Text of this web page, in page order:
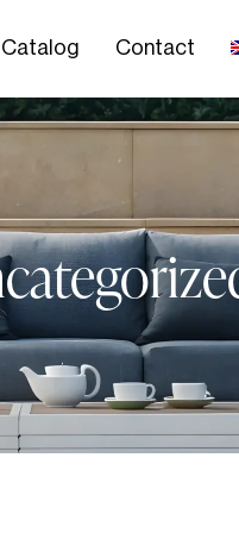
Catalog Contact